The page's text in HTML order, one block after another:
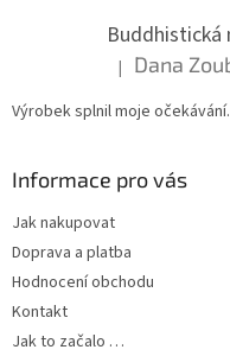
Hodnocení
| Dana
Výrobek splnil moje očekávání.
Informace pro vás
Jak nakupovat
Doprava a platba
Hodnocení obchodu
Kontakt
Jak to začalo …